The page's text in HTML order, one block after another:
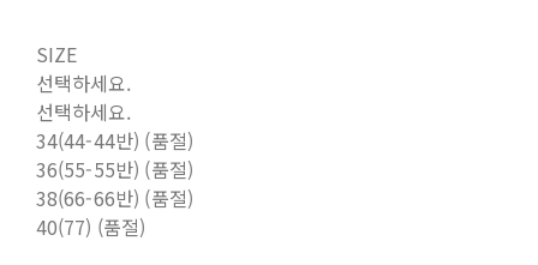
SIZE
선택하세요.
선택하세요.
34(44-44반) (품절)
36(55-55반) (품절)
38(66-66반) (품절)
40(77) (품절)